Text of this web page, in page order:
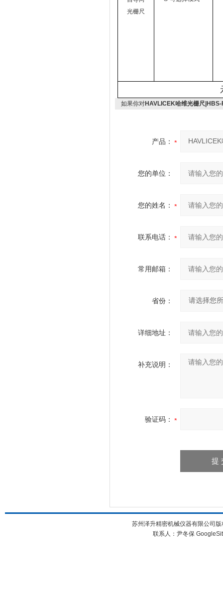
光栅尺
如果你对HAVLICEK哈维光栅尺
产品：
您的单位：
您的姓名：
联系电话：
常用邮箱：
省份：
详细地址：
补充说明：
验证码：
苏州泽升精密机械仪器有限公司
联系人：尹冬保